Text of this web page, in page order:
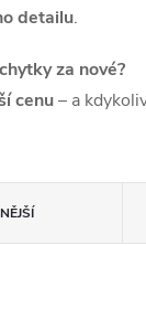
detailu.
za nové?
cenu– a